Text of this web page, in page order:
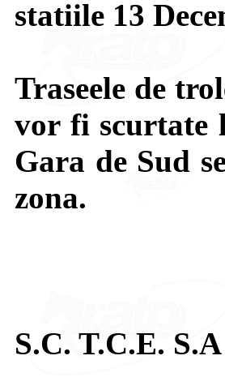
statiile 13
Traseele de
vor fi scurtate
Gara de Sud
zona.
S.C. T.C.E.